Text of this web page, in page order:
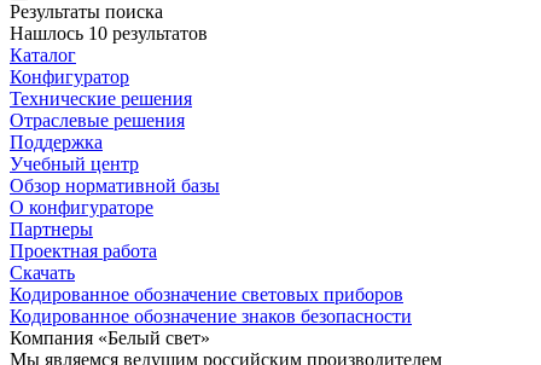
Результаты поиска
Нашлось 10 результатов
Каталог
Конфигуратор
Технические решения
Отраслевые решения
Поддержка
Учебный центр
Обзор нормативной базы
О конфигураторе
Партнеры
Проектная работа
Скачать
Кодированное обозначение световых приборов
Кодированное обозначение знаков безопасности
Компания «Белый свет»
Мы являемся ведущим российским производителем